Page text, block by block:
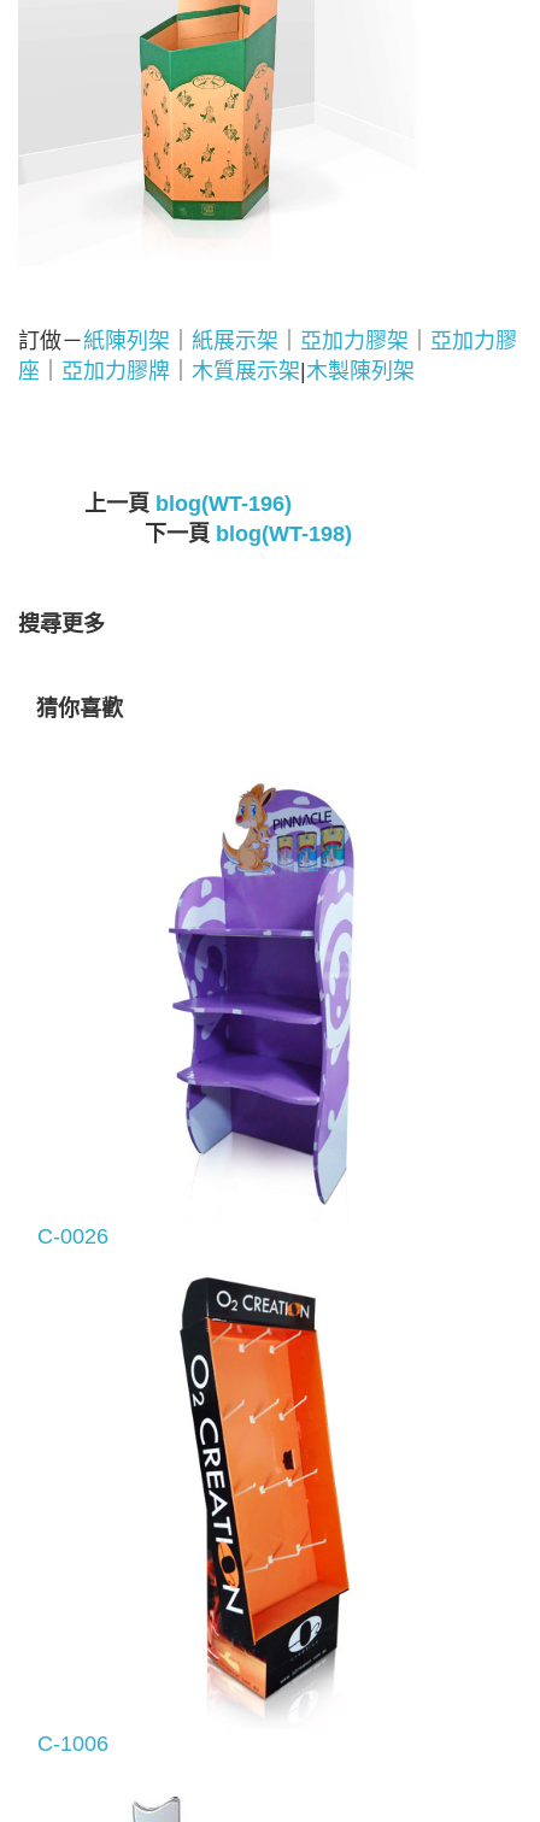
訂做－紙陳列架 紙展示架 亞加力膠架
亞加力膠
座
亞加力膠牌 木質展示架 木製陳列架
上一頁 blog(WT-196)
下一頁 blog(WT-198)
搜尋更多
猜你喜歡
C-0026
C-1006